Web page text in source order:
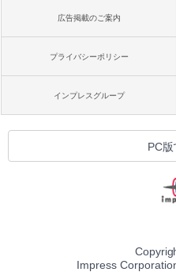
広告掲載のご案内
プライバシーポリシー
インプレスグループ
PC版
Impress